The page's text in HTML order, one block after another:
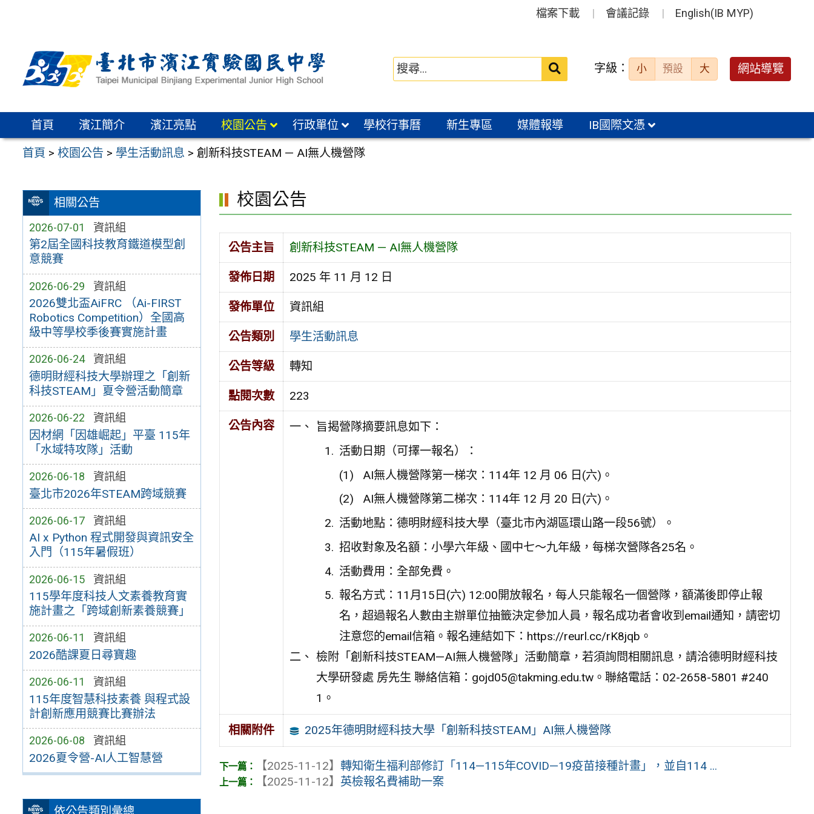
區
檔案下載 會議記錄 English(IB MYP)
送出 字級： 小 預設 大 網站導覽
首頁 濱江簡介 濱江亮點 校園公告 行政單位 學校行事曆 新生專區 媒體報導 IB國際文憑
首頁 >校園公告 > 學生活動訊息 >創新科技STEAM — AI無人機營隊
相關公告
2026-07-01 資訊組
第2屆全國科技教育鐵道模型創
意競賽
2026-06-29 資訊組
2026雙北盃AiFRC （Ai-FIRST
Robotics Competition）全國高
級中等學校季後賽實施計畫
2026-06-24 資訊組
德明財經科技大學辦理之「創新
科技STEAM」夏令營活動簡章
2026-06-22 資訊組
因材網「因雄崛起」平臺 115年
「水域特攻隊」活動
2026-06-18 資訊組
臺北市2026年STEAM跨域競賽
2026-06-17 資訊組
AI x Python 程式開發與資訊安全
入門（115年暑假班）
2026-06-15 資訊組
115學年度科技人文素養教育實
施計畫之「跨域創新素養競賽」
2026-06-11 資訊組
2026酷課夏日尋寶趣
2026-06-11 資訊組
115年度智慧科技素養 與程式設
計創新應用競賽比賽辦法
2026-06-08 資訊組
2026夏令營-AI人工智慧營
校園公告
公告主旨 創新科技STEAM — AI無人機營隊
發佈日期 2025 年 11 月 12 日
發佈單位 資訊組
公告類別 學生活動訊息
公告等級 轉知
點閱次數 223
公告內容
旨揭營隊摘要訊息如下：
活動日期（可擇一報名）：
AI無人機營隊第一梯次：114年 12 月 06 日(六)。
AI無人機營隊第二梯次：114年 12 月 20 日(六)。
活動地點：德明財經科技大學（臺北市內湖區環山路一段56號）。
招收對象及名額：小學六年級、國中七～九年級，每梯次營隊各25名。
活動費用：全部免費。
報名方式：11月15日(六) 12:00開放報名，每人只能報名一個營隊，額滿後即停止報
名，超過報名人數由主辦單位抽籤決定參加人員，報名成功者會收到email通知，請密切
注意您的email信箱。報名連結如下：https://reurl.cc/rK8jqb。
檢附「創新科技STEAM—AI無人機營隊」活動簡章，若須詢問相關訊息，請洽德明財經科技
大學研發處 房先生 聯絡信箱：gojd05@takming.edu.tw。聯絡電話：02-2658-5801 #240
1。
相關附件 2025年德明財經科技大學「創新科技STEAM」AI無人機營隊
【2025-11-12】轉知衛生福利部修訂「114—115年COVID—19疫苗接種計畫」，並自114 ...
【2025-11-12】 英檢報名費補助一案